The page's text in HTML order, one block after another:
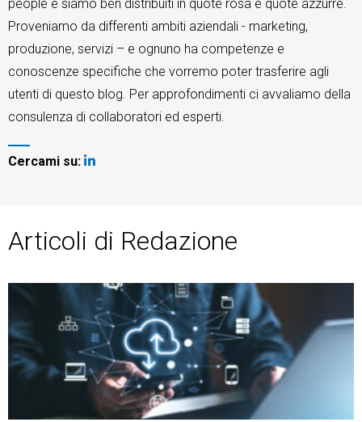
Trust Services
TeamSystem Corporate
TeamSystem Store
people e siamo ben distribuiti in quote rosa e quote azzurre.
Proveniamo da differenti ambiti aziendali - marketing,
produzione, servizi – e ognuno ha competenze e
conoscenze specifiche che vorremo poter trasferire agli
utenti di questo blog. Per approfondimenti ci avvaliamo della
consulenza di collaboratori ed esperti.
Cercami su:
Articoli di Redazione